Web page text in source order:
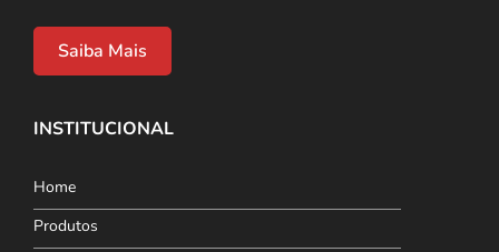
Saiba Mais
INSTITUCIONAL
Home
Produtos